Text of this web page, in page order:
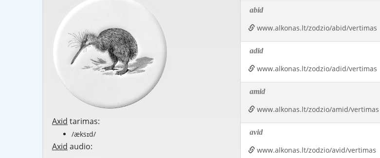
Axid tarimas:
/æksɪd/
Axid audio:
abid
www.alkonas.lt/zodzio/abid/vertimas
adid
www.alkonas.lt/zodzio/adid/vertimas
amid
www.alkonas.lt/zodzio/amid/vertimas
avid
www.alkonas.lt/zodzio/avid/vertimas